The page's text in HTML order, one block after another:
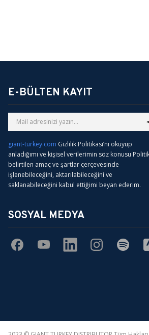
Ürün açıklamasında eksik bilgiler bulunuyor.
Ürün bilgilerinde hatalar bulunuyor.
Ürün fiyatı diğer sitelerden daha pahalı.
E-BÜLTEN KAYIT
giant-turkey.com Gizlilik Politikası’nı okuyup
anladığımı ve kişisel verilerimin söz konusu
belirtilen amaç ve şartlar çerçevesinde
işlenebileceğini, aktarılabileceğini ve
saklanabileceğini kabul ettiğimi beyan ederim.
SOSYAL MEDYA